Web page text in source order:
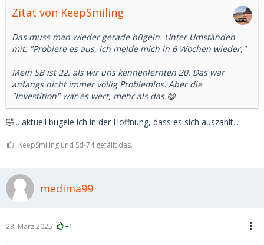
Zitat von KeepSmiling
Das muss man wieder gerade bügeln. Unter Umständen
mit: "Probiere es aus, ich melde mich in 6 Wochen wieder,"
Mein SB ist 22, als wir uns kennenlernten 20. Das war
anfangs nicht immer völlig Problemlos. Aber die
"Investition" war es wert, mehr als das.😋
🤣... aktuell bügele ich in der Hoffnung, dass es sich auszahlt...
KeepSmiling und Sd-74 gefällt das.
medima99
23. März 2025 +1